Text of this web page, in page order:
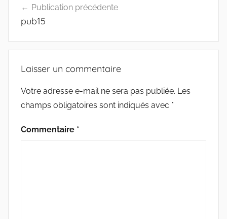
de
Publication précédente
pub15
Laisser un commentaire
Votre adresse e-mail ne sera pas publiée. Les
champs obligatoires sont indiqués avec *
Commentaire *